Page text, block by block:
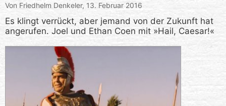
Von Friedhelm Denkeler, 13. Februar 2016
Es klingt verrückt, aber jemand von der Zukunft hat
angerufen. Joel und Ethan Coen mit »Hail, Caesar!«